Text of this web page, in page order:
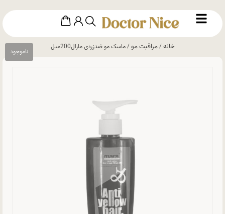
خانه/مراقبت مو/ ماسک مو ضدزردی مارال200میل